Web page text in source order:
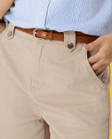
hàng từ 1099k